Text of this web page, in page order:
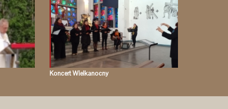
Koncert Wielkanocny